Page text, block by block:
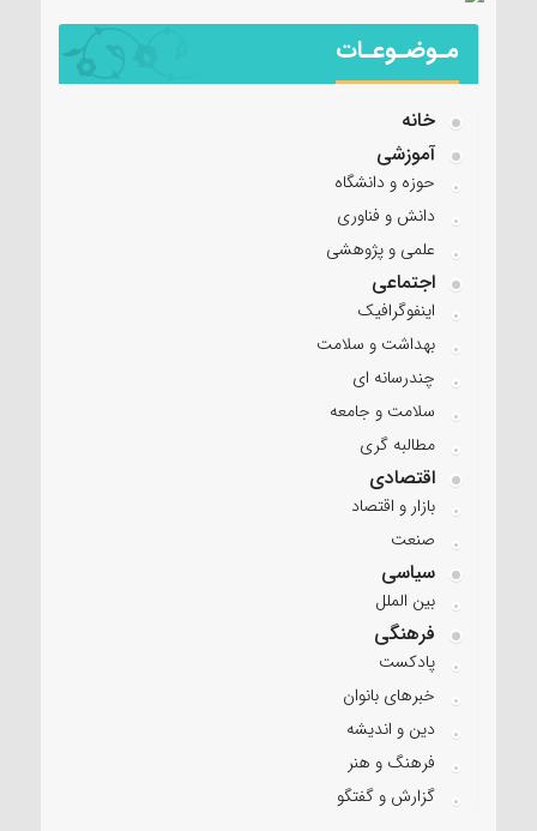
مـوضـوعـات
خانه
آموزشی
حوزه و دانشگاه
دانش و فناوری
علمی و پژوهشی
اجتماعی
اینفوگرافیک
بهداشت و سلامت
چندرسانه ای
سلامت و جامعه
مطالبه گری
اقتصادی
بازار و اقتصاد
صنعت
سیاسی
بین الملل
فرهنگی
پادکست
خبرهای بانوان
دین و اندیشه
فرهنگ و هنر
گزارش و گفتگو